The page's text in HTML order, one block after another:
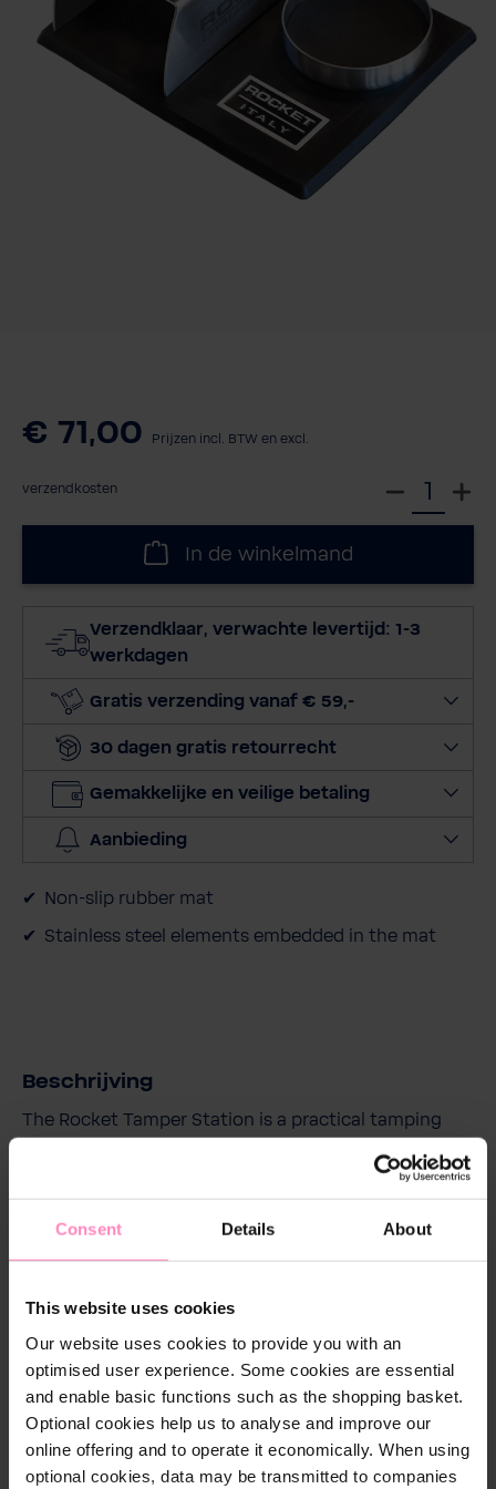
Consent Details About
This website uses cookies
Our website uses cookies to provide you with an
optimised user experience. Some cookies are essential
and enable basic functions such as the shopping basket.
Optional cookies help us to analyse and improve our
online offering and to operate it economically. When using
optional cookies, data may be transmitted to companies
€ 71,00 Prijzen incl. BTW en excl.
verzendkosten
c
r
o
v
In de winkelmand
Verzendklaar, verwachte levertijd: 1-3
werkdagen
Gratis verzending vanaf € 59,-
30 dagen gratis retourrecht
Gemakkelijke en veilige betaling
Aanbieding
Non-slip rubber mat
Stainless steel elements embedded in the mat
Beschrijving
The Rocket Tamper Station is a practical tamping
rubber mat with embedded stainless steel elements
ensures maximum grip and precision, resulting in a
perfect outcome.
More accessories